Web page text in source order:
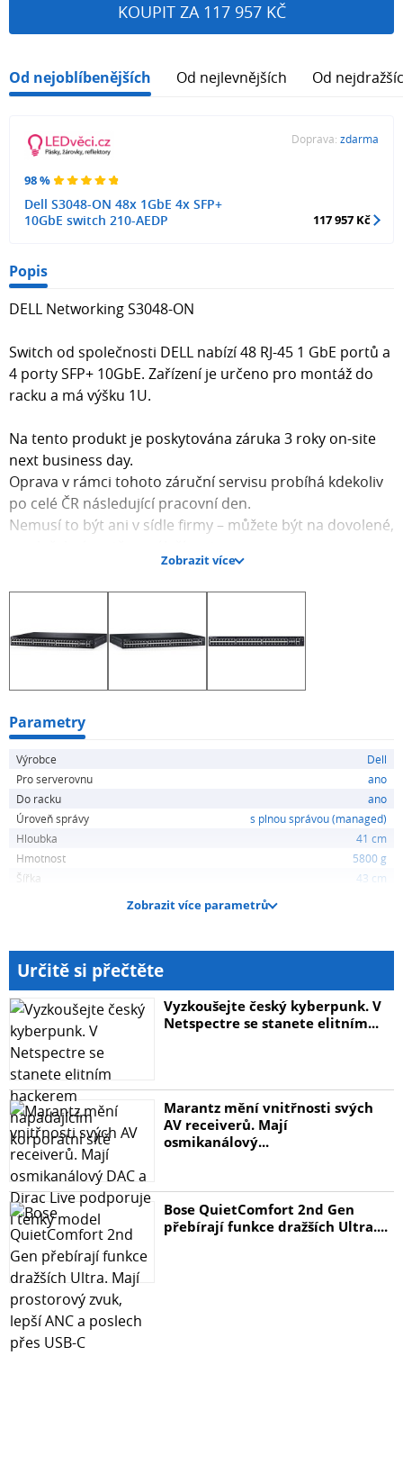
KOUPIT ZA 117 957 KČ
Od nejoblíbenějších Od nejlevnějších Od
98 %
Dell S3048-ON 48x 1GbE 4x SFP+
10GbE switch 210-AEDP
Doprava: zdarma
117 957 Kč
Popis
DELL Networking S3048-ON
Switch od společnosti DELL nabízí 48 RJ-45 1 GbE portů a
4 porty SFP+ 10GbE. Zařízení je určeno pro montáž do
racku a má výšku 1U.
Na tento produkt je poskytována záruka 3 roky on-site
next business day.
Oprava v rámci tohoto záruční servisu probíhá kdekoliv
po celé ČR následující pracovní den.
Nemusí to být ani v sídle firmy – můžete být na dovolené,
Stačí zavolat na tel. číslo 225 308 649, popř. mobil 778
440 533, nahlásit výrobní číslo a závadu a DELL již vše
ZÁKLADNÍ SPECIFIKACE
konzolový port, 1 x USB port
PoE: ne
Kapacita přepínače: 260 Gb/s
Rychlost směrování: 131 Mp/s
Hmotnost: 5,84 kg
Zobrazit více
Parametry
Výrobce
Dell
Pro serverovnu
ano
Do racku
ano
Úroveň správy
s plnou správou (managed)
Hloubka
41 cm
Hmotnost
5800 g
Šířka
43 cm
Zobrazit více parametrů
Určitě si přečtěte
Vyzkoušejte český kyberpunk. V
Netspectre se stanete elitním...
Marantz mění vnitřnosti svých
AV receiverů. Mají
osmikanálový...
Bose QuietComfort 2nd Gen
přebírají funkce dražších Ultra....